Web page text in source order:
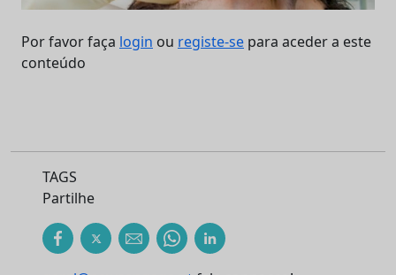
Por favor faça login ou registe-se para aceder a este
conteúdo
TAGS
Partilhe